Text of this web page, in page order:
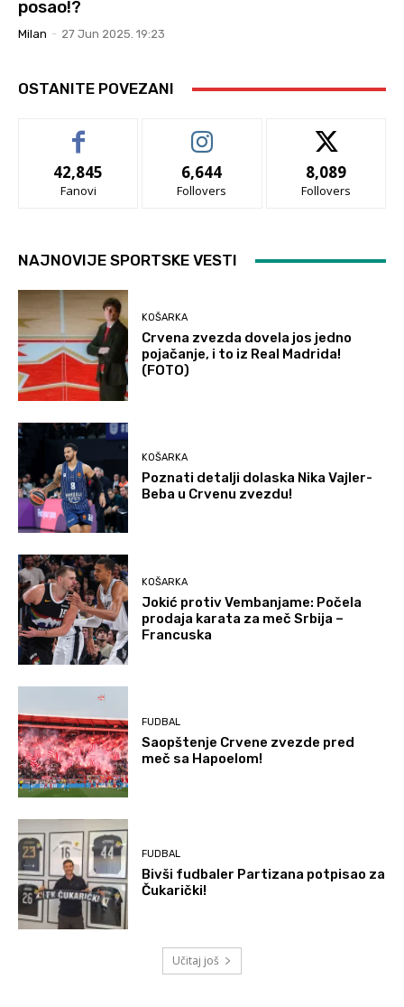
posao!?
Milan - 27 Jun 2025. 19:23
OSTANITE POVEZANI
42,845
Fanovi
6,644
Follovers
8,089
Follovers
NAJNOVIJE SPORTSKE VESTI
KOŠARKA
Crvena zvezda dovela jos jedno
pojačanje, i to iz Real Madrida!
(FOTO)
KOŠARKA
Poznati detalji dolaska Nika Vajler-
Beba u Crvenu zvezdu!
KOŠARKA
Jokić protiv Vembanjame: Počela
prodaja karata za meč Srbija –
Francuska
FUDBAL
Saopštenje Crvene zvezde pred
meč sa Hapoelom!
FUDBAL
Bivši fudbaler Partizana potpisao za
Čukarički!
Učitaj još